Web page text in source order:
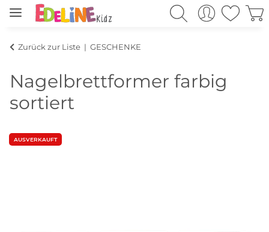
Zurück zur Liste GESCHENKE
Nagelbrettformer farbig
sortiert
AUSVERKAUFT